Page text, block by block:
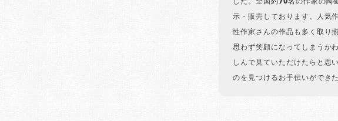
した。全国約70名の作家の陶
示・販売しております。人気
性作家さんの作品も多く取り
思わず笑顔になってしまうか
しんで見ていただけたらと思
のを見つけるお手伝いができ